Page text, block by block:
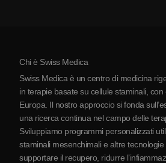
La Serbia
Partnership
Chi è Swiss Medica
Swiss Medica è un centro di medicina
in terapie basate su cellule staminali,
Europa. Il nostro approccio si fonda
una ricerca continua nel campo delle
Sviluppiamo programmi personalizzati
staminali mesenchimali e altre
supportare il recupero, ridurre